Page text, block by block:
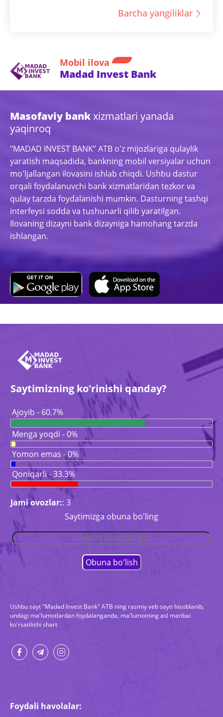
Barcha yangiliklar
Mobil ilova
Madad Invest Bank
Masofaviy bankxizmatlari yanada
yaqinroq
"MADAD INVEST BANK” ATB o'z mijozlariga qulaylik
yaratish maqsadida, bankning mobil versiyalar uchun
mo'ljallangan ilovasini ishlab chiqdi. Ushbu dastur
orqali foydalanuvchi bank xizmatlaridan tezkor va
qulay tarzda foydalanishi mumkin. Dasturning tashqi
interfeysi sodda va tushunarli qilib yaratilgan.
Ilovaning dizayni bank dizayniga hamohang tarzda
ishlangan.
Saytimizning ko'rinishi qanday?
Ajoyib - 60.7%
Menga yoqdi - 0%
Yomon emas - 0%
Qoniqarli - 33.3%
Jami ovozlar:: 3
Saytimizga obuna bo'ling
Ushbu sayt "Madad Invest Bank" ATB ning rasmiy veb sayti hisoblanib,
undagi ma'lumotlardan foydalanganda, ma'lumotning asl manbai
ko'rsatilishi shart
Foydali havolalar: